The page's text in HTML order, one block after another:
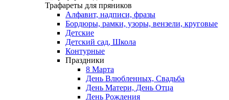
Трафареты для пряников
Алфавит, надписи, фразы
Бордюры, рамки, узоры, вензели, круговые
Детские
Детский сад, Школа
Контурные
Праздники
8 Марта
День Влюбленных, Свадьба
День Матери, День Отца
День Рождения